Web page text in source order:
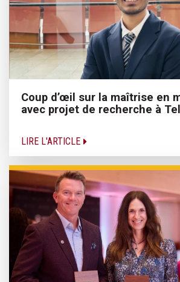
Coup d’œil sur la maîtrise en
avec projet de recherche à
LIRE L'ARTICLE